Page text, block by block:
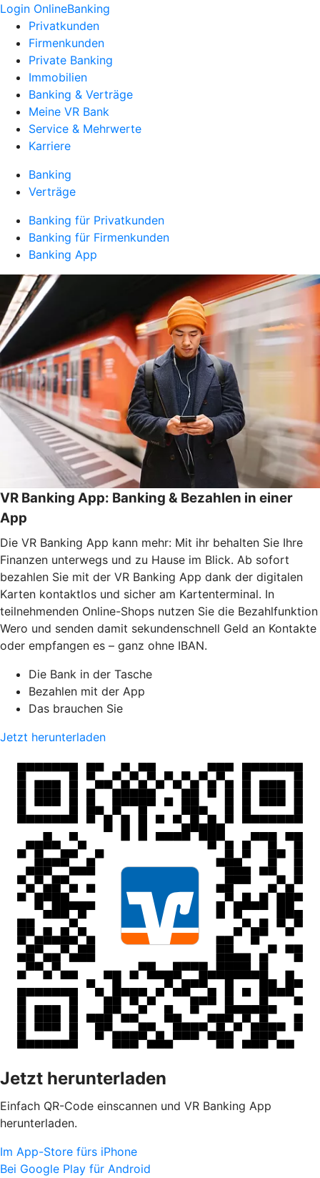
Login OnlineBanking
Privatkunden
Firmenkunden
Private Banking
Immobilien
Banking & Verträge
Meine VR Bank
Service & Mehrwerte
Karriere
Banking
Verträge
Banking für Privatkunden
Banking für Firmenkunden
Banking App
VR Banking App: Banking & Bezahlen in einer
App
Die VR Banking App kann mehr: Mit ihr behalten Sie Ihre
Finanzen unterwegs und zu Hause im Blick. Ab sofort
bezahlen Sie mit der VR Banking App dank der digitalen
Karten kontaktlos und sicher am Kartenterminal. In
teilnehmenden Online-Shops nutzen Sie die Bezahlfunktion
Wero und senden damit sekundenschnell Geld an Kontakte
oder empfangen es – ganz ohne IBAN.
Die Bank in der Tasche
Bezahlen mit der App
Das brauchen Sie
Jetzt herunterladen
Jetzt herunterladen
Einfach QR-Code einscannen und VR Banking App
herunterladen.
Im App-Store fürs iPhone
Bei Google Play für Android